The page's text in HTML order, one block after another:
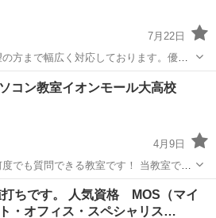
7月22日
方まで幅広く対応しております。優し
試験認定試験校。受
資格も受験できます。資格取得ならお
総合 MOS
コン教室イオンモール大高校
4月9日
質問できる教室です！ 当教室で
コン基礎講座からWord、Excel、
PowerPoint、Acce ssなどのOfficeソフトの活用方法、 スマホや...
駅 Windows総合 イオンモール
打ちです。 人気資格 MOS（マイ
・オフィス・スペシャリス…